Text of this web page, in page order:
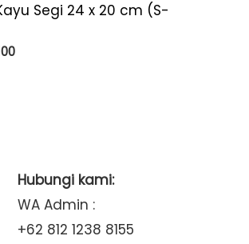
Segi 24 x 20 cm (S-
Hubungi kami:
WA Admin :
+62 812 1238 8155